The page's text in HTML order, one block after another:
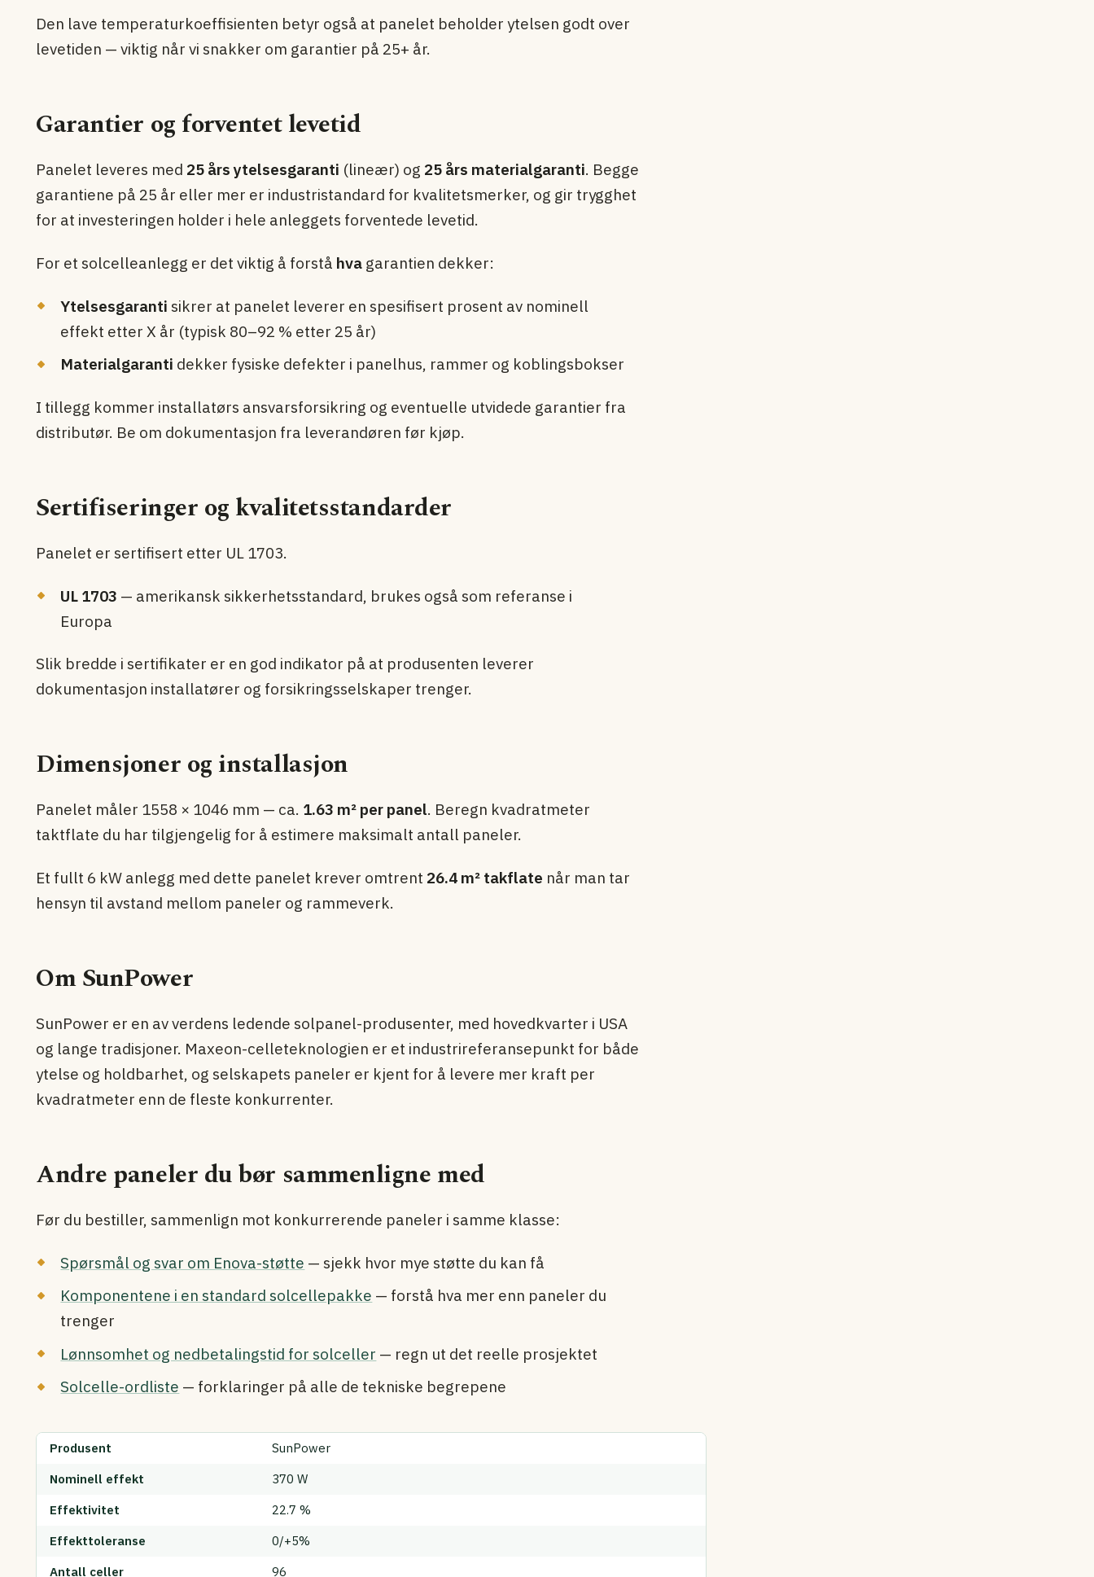
Den lave temperaturkoeffisienten betyr også at panelet beholder ytelsen godt over
levetiden — viktig når vi snakker om garantier på 25+ år.
Garantier og forventet levetid
Panelet leveres med 25 års ytelsesgaranti (lineær) og 25 års materialgaranti. Begge
garantiene på 25 år eller mer er industristandard for kvalitetsmerker, og gir trygghet
for at investeringen holder i hele anleggets forventede levetid.
For et solcelleanlegg er det viktig å forstå hva garantien dekker:
Ytelsesgaranti sikrer at panelet leverer en spesifisert prosent av nominell
effekt etter X år (typisk 80–92 % etter 25 år)
Materialgaranti dekker fysiske defekter i panelhus, rammer og koblingsbokser
I tillegg kommer installatørs ansvarsforsikring og eventuelle utvidede garantier fra
distributør. Be om dokumentasjon fra leverandøren før kjøp.
Sertifiseringer og kvalitetsstandarder
Panelet er sertifisert etter UL 1703.
UL 1703 — amerikansk sikkerhets­standard, brukes også som referanse i
Europa
Slik bredde i sertifikater er en god indikator på at produsenten leverer
dokumentasjon installatører og forsikringsselskaper trenger.
Dimensjoner og installasjon
Panelet måler 1558 × 1046 mm — ca. 1.63 m² per panel. Beregn kvadratmeter
taktflate du har tilgjengelig for å estimere maksimalt antall paneler.
Et fullt 6 kW anlegg med dette panelet krever omtrent 26.4 m² takflate når man tar
hensyn til avstand mellom paneler og rammeverk.
Om SunPower
SunPower er en av verdens ledende solpanel-produsenter, med hovedkvarter i USA
og lange tradisjoner. Maxeon-celleteknologien er et industrireferansepunkt for både
ytelse og holdbarhet, og selskapets paneler er kjent for å levere mer kraft per
kvadratmeter enn de fleste konkurrenter.
Andre paneler du bør sammenligne med
Før du bestiller, sammenlign mot konkurrerende paneler i samme klasse:
Spørsmål og svar om Enova-støtte — sjekk hvor mye støtte du kan få
Komponentene i en standard solcellepakke — forstå hva mer enn paneler du
trenger
Lønnsomhet og nedbetalingstid for solceller — regn ut det reelle prosjektet
Solcelle-ordliste — forklaringer på alle de tekniske begrepene
Produsent
SunPower
Nominell effekt
370 W
Effektivitet
22.7 %
Effekttoleranse
0/+5%
Antall celler
96